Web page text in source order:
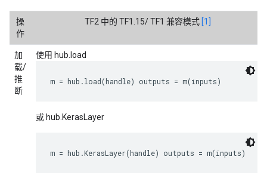
操
作
TF2 中的 TF1.15/ TF1 兼容模式 [1]
加
载/
推
断
使用 hub.load
m = hub.load(handle) outputs = m(inputs)
或 hub.KerasLayer
m = hub.KerasLayer(handle) outputs = m(inputs)